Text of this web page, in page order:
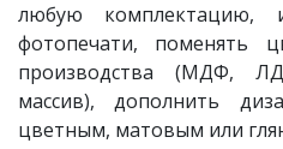
любую комплектацию,
фотопечати, поменять
производства (МДФ,
массив), дополнить
цветным, матовым или